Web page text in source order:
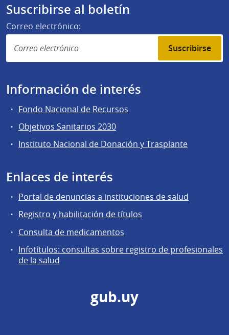
Suscribirse al boletín
Correo electrónico:
Suscribirse
Información de interés
Fondo Nacional de Recursos
Objetivos Sanitarios 2030
Instituto Nacional de Donación y Trasplante
Enlaces de interés
Portal de denuncias a instituciones de salud
Registro y habilitación de títulos
Consulta de medicamentos
Infotítulos: consultas sobre registro de profesionales
de la salud
gub.uy